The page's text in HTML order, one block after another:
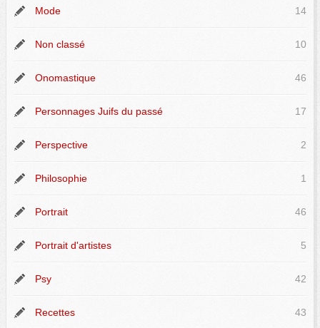
Mode 14
Non classé 10
Onomastique 46
Personnages Juifs du passé 17
Perspective 2
Philosophie 1
Portrait 46
Portrait d'artistes 5
Psy 42
Recettes 43